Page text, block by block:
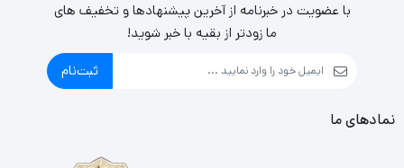
با عضویت در خبرنامه از آخرین پیشنهادها و تخفیف های
ما زودتر از بقیه با خبر شوید!
ثبت‌نام
نمادهای ما